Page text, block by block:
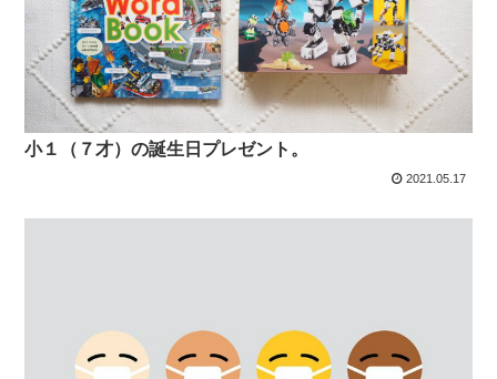
小１（７才）の誕生日プレゼント。
2021.05.17